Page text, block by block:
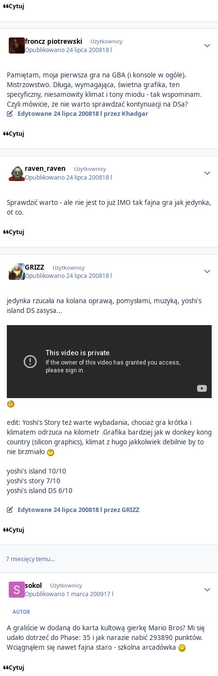
Cytuj
froncz piotrewski Użytkownicy
Opublikowano24 lipca 200818 l
Pamiętam, moja pierwsza gra na GBA (i konsole w ogóle).
Mistrzowstwo. Długa, wymagająca, świetna grafika, ten
specyficzny, niesamowity klimat i tony miodu - tak wspominam.
Czyli mówicie, że nie warto sprawdzać kontynuacji na DSa?
Edytowane 24 lipca 200818 l przez Khadgar
Cytuj
raven_raven Użytkownicy
Opublikowano24 lipca 200818 l
Sprawdzić warto - ale nie jest to już IMO tak fajna gra jak jedynka,
ot co.
Cytuj
GRIZZ Użytkownicy
Opublikowano24 lipca 200818 l
jedynka rzucała na kolana oprawą, pomysłami, muzyką, yoshi's
island DS zasysa...
edit: Yoshi's Story też warte wybadania, chociaż gra krótka i
klimatem odrzuca na kilometr .Grafika bardziej jak w donkey kong
country (silicon graphics), klimat z hugo jakkolwiek debilnie by to
nie brzmiało
yoshi's island 10/10
yoshi's story 7/10
yoshi's island DS 6/10
Edytowane 24 lipca 200818 l przez GRIZZ
Cytuj
7 miesięcy temu...
sokol Użytkownicy
Opublikowano 1 marca 200917 l
AUTOR
A graliście w dodaną do karta kultową gierkę Mario Bros? Mi się
udało dotrzeć do Phase: 35 i jak narazie nabić 293890 punktów.
Wciągnąłem się nawet fajna staro - szkolna arcadówka
Cytuj